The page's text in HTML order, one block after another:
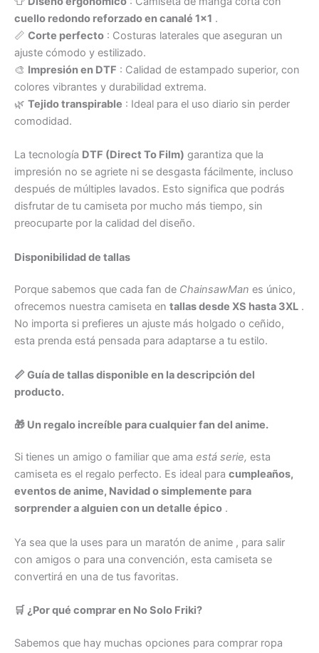
cuello redondo reforzado en canalé 1×1 .
📏 Corte perfecto : Costuras laterales que aseguran un
ajuste cómodo y estilizado.
🎨 Impresión en DTF : Calidad de estampado superior, con
colores vibrantes y durabilidad extrema.
🌿 Tejido transpirable : Ideal para el uso diario sin perder
comodidad.
La tecnología DTF (Direct To Film) garantiza que la
impresión no se agriete ni se desgasta fácilmente, incluso
después de múltiples lavados. Esto significa que podrás
disfrutar de tu camiseta por mucho más tiempo, sin
preocuparte por la calidad del diseño.
Disponibilidad de tallas
Porque sabemos que cada fan de ChainsawMan es único,
ofrecemos nuestra camiseta en tallas desde XS hasta 3XL .
No importa si prefieres un ajuste más holgado o ceñido,
esta prenda está pensada para adaptarse a tu estilo.
📏 Guía de tallas disponible en la descripción del
producto.
🎁 Un regalo increíble para cualquier fan del anime.
Si tienes un amigo o familiar que ama está serie, esta
camiseta es el regalo perfecto. Es ideal para cumpleaños,
eventos de anime, Navidad o simplemente para
sorprender a alguien con un detalle épico .
Ya sea que la uses para un maratón de anime , para salir
con amigos o para una convención, esta camiseta se
convertirá en una de tus favoritas.
🛒 ¿Por qué comprar en No Solo Friki?
Sabemos que hay muchas opciones para comprar ropa